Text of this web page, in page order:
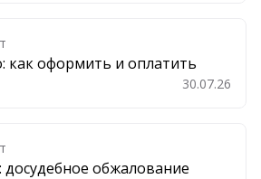
как оформить и оплатить
30.07.26
обжалование